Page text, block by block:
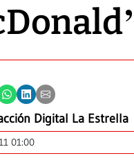
Digital La Estrella
01:00